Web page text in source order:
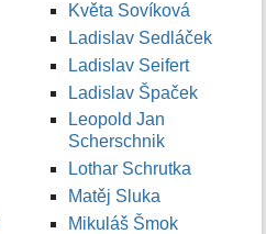
Květa Sovíková
Ladislav Sedláček
Ladislav Seifert
Ladislav Špaček
Leopold Jan
Scherschnik
Lothar Schrutka
Matěj Sluka
Mikuláš Šmok